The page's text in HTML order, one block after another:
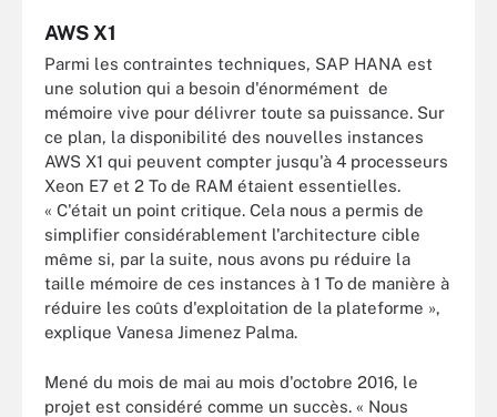
AWS X1
Parmi les contraintes techniques, SAP HANA est
une solution qui a besoin d'énormément de
mémoire vive pour délivrer toute sa puissance. Sur
ce plan, la disponibilité des nouvelles instances
AWS X1 qui peuvent compter jusqu'à 4 processeurs
Xeon E7 et 2 To de RAM étaient essentielles.
« C'était un point critique. Cela nous a permis de
simplifier considérablement l'architecture cible
même si, par la suite, nous avons pu réduire la
taille mémoire de ces instances à 1 To de manière à
réduire les coûts d'exploitation de la plateforme »,
explique Vanesa Jimenez Palma.
Mené du mois de mai au mois d'octobre 2016, le
projet est considéré comme un succès. « Nous